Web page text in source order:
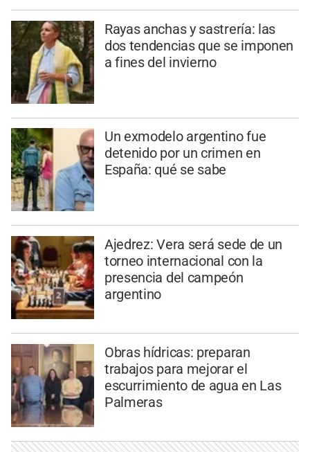
Rayas anchas y sastrería: las
dos tendencias que se imponen
a fines del invierno
Un exmodelo argentino fue
detenido por un crimen en
España: qué se sabe
Ajedrez: Vera será sede de un
torneo internacional con la
presencia del campeón
argentino
Obras hídricas: preparan
trabajos para mejorar el
escurrimiento de agua en Las
Palmeras